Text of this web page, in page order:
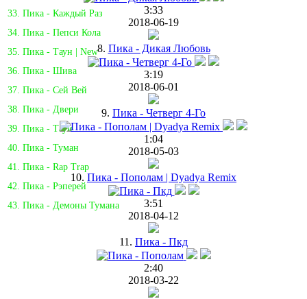
33. Пика - Каждый Раз
34. Пика - Пепси Кола
35. Пика - Таун | New
36. Пика - Шива
37. Пика - Сей Вей
38. Пика - Двери
39. Пика - Таун
40. Пика - Туман
41. Пика - Rap Trap
42. Пика - Рэперей
43. Пика - Демоны Тумана
3:33
2018-06-19
8. Пика - Дикая Любовь
3:19
2018-06-01
9. Пика - Четверг 4-Го
1:04
2018-05-03
10. Пика - Пополам | Dyadya Remix
3:51
2018-04-12
11. Пика - Пкд
2:40
2018-03-22